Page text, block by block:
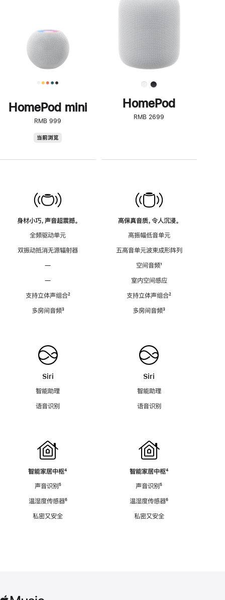
HomePod mini
RMB 999
当前浏览
身材小巧，声音超震撼。
全频驱动单元
双振动抵消无源辐射器
—
—
支持立体声组合脚
²
多房间音频脚
³
Siri
智能助理
语音识别
智能家居中枢脚
⁴
声音识别脚
⁵
温湿度传感器脚
⁶
私密又安全
了
解
HomePod<
HomePod
RMB 2699
高保真音质，令人沉浸。
高振幅低音单元
五高音单元波束成形阵列
空间音频脚
¹
室内空间感应
支持立体声组合脚
²
多房间音频脚
³
Siri
智能助理
语音识别
智能家居中枢脚
⁴
声音识别脚
⁵
温湿度传感器脚
⁶
私密又安全